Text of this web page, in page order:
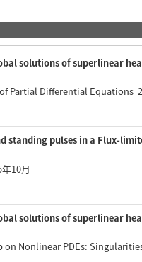
solutions of superlinear
Partial Differential Equations
standing pulses in a Flux-
10月
solutions of superlinear
on Nonlinear PDEs: